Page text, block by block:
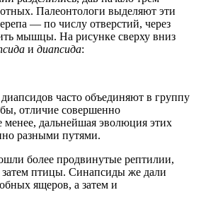
Палеонтологи выделяют эти
— по числу отверстий, через
мышцы. На рисунке сверху вниз
и диапсида:
часто объединяют в группу
бы, отличие совершенно
менее, дальнейшая эволюция этих
разными путями.
более продвинутые рептилии,
затем птицы. Синапсиды же дали
ящеров, а затем и